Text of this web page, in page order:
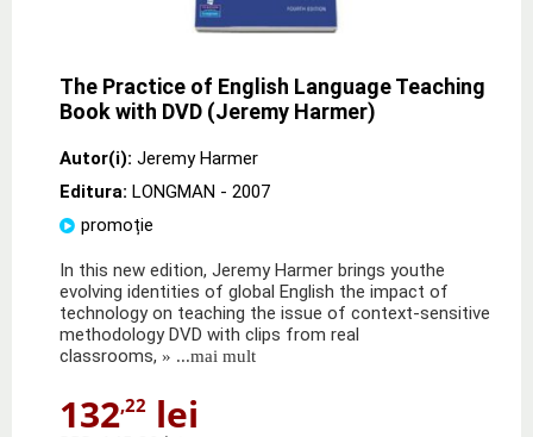
The Practice of English Language Teaching
Book with DVD (Jeremy Harmer)
Autor(i): Jeremy Harmer
Editura: LONGMAN - 2007
promoție
In this new edition, Jeremy Harmer brings youthe
evolving identities of global English the impact of
technology on teaching the issue of context-sensitive
methodology DVD with clips from real
classrooms, » ...mai mult
132,22 lei